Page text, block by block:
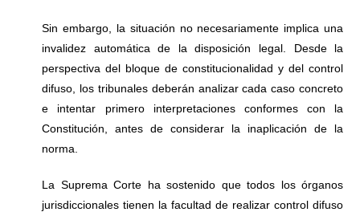
Sin embargo, la situación no necesariamente implica una
invalidez automática de la disposición legal. Desde la
perspectiva del bloque de constitucionalidad y del control
difuso, los tribunales deberán analizar cada caso concreto
e intentar primero interpretaciones conformes con la
Constitución, antes de considerar la inaplicación de la
norma.
La Suprema Corte ha sostenido que todos los órganos
jurisdiccionales tienen la facultad de realizar control difuso